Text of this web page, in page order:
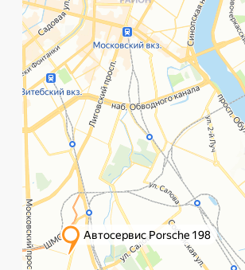
Главная Услуги Контакты
Санкт-Петербург,
Рощинская улица, 32Е
+7 (999) 236-90-00
ПН-ПТ
с 10:00 до 21:00